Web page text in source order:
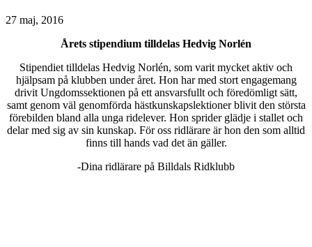
27 maj, 2016
Årets stipendium tilldelas Hedvig Norlén
Stipendiet tilldelas Hedvig Norlén, som varit mycket aktiv och
hjälpsam på klubben under året. Hon har med stort engagemang
drivit Ungdomssektionen på ett ansvarsfullt och föredömligt sätt,
samt genom väl genomförda hästkunskapslektioner blivit den största
förebilden bland alla unga ridelever. Hon sprider glädje i stallet och
delar med sig av sin kunskap. För oss ridlärare är hon den som alltid
finns till hands vad det än gäller.
-Dina ridlärare på Billdals Ridklubb